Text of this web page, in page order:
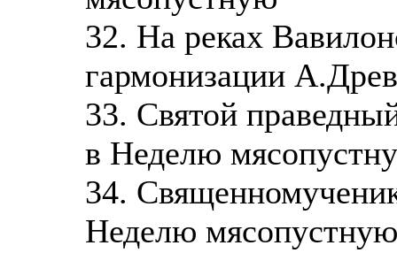
32. На реках
гармонизации
33. Святой
в Неделю
34.
Неделю мясопустную